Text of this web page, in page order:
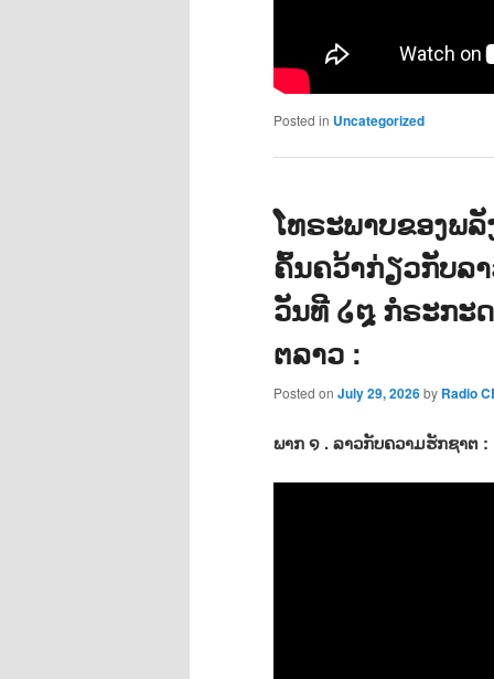
Posted in Uncategorized
ໂທຣະພາບຂອງພ
ຄົ້ນຄວ້າກ່ຽວກັບລ
ວັນທີ ໒໘ ກໍຣະກະ
ຕລາວ :
Posted on July 29, 2026by Radio
ພາກ ໑ . ລາວກັບຄວາມຮັກຊາຕ :